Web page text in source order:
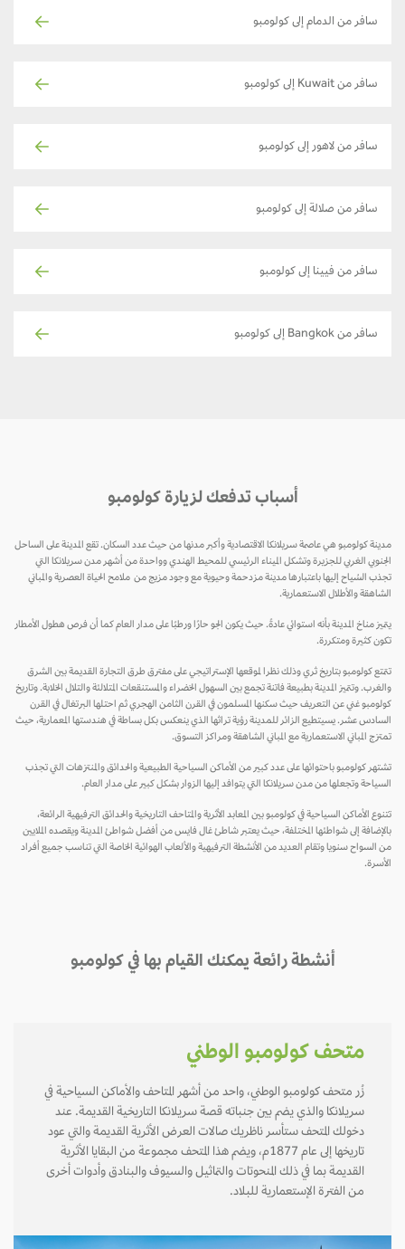
سافر من الدمام إلى كولومبو
سافر من Kuwait إلى كولومبو
سافر من لاهور إلى كولومبو
سافر من صلالة إلى كولومبو
سافر من فيينا إلى كولومبو
سافر من Bangkok إلى كولومبو
أسباب تدفعك لزيارة كولومبو
مدينة كولومبو هي عاصمة سريلانكا الاقتصادية وأكبر مدنها من حيث عدد السكان. تقع المدينة على الساحل
الجنوبي الغربي للجزيرة وتشكل الميناء الرئيسي للمحيط الهندي وواحدة من أشهر مدن سريلانكا التي
تجذب السُياح إليها باعتبارها مدينة مزدحمة وحيوية مع وجود مزيج من ملامح الحياة العصرية والمباني
الشاهقة والأطلال الاستعمارية.
يتميز مناخ المدينة بأنه استوائي عادةً. حيث يكون الجو حارًا ورطبًا على مدار العام كما أن فرص هطول الأمطار
تكون كثيرة ومتكررة.
تتمتع كولومبو بتاريخ ثري وذلك نظرا لموقعها الإستراتيجي على مفترق طرق التجارة القديمة بين الشرق
والغرب. وتتميز المدينة بطبيعة فاتنة تجمع بين السهول الخضراء والمستنقعات المتلالئة والتلال الخلابة. وتاريخ
كولومبو غني عن التعريف حيث سكنها المسلمون في القرن الثامن الهجري ثم احتلها البرتغال في القرن
السادس عشر. يسيتطيع الزائر للمدينة رؤية تراثها الذي ينعكس بكل بساطة في هندستها المعمارية، حيث
تمتزج المباني الاستعمارية مع المباني الشاهقة ومراكز التسوق.
تشتهر كولومبو باحتوائها على عدد كبير من الأماكن السياحية الطبيعية والحدائق والمنتزهات التي تجذب
السياحة وتجعلها من مدن سريلانكا التي يتوافد إليها الزوار بشكل كبير على مدار العام.
تتنوع الأماكن السياحية في كولومبو بين المعابد الأثرية والمتاحف التاريخية والحدائق الترفيهية الرائعة،
بالإضافة إلى شواطئها المختلفة، حيث يعتبر شاطئ غال فايس من أفضل شواطئ المدينة ويقصده الملايين
من السواح سنويا وتقام العديد من الأنشطة الترفيهية والألعاب الهوائية الخاصة التي تناسب جميع أفراد
الأسرة.
أنشطة رائعة يمكنك القيام بها في كولومبو
متحف كولومبو الوطني
زُر متحف كولومبو الوطني، واحد من أشهر المتاحف والأماكن السياحية في
سريلانكا والذي يضم بين جنباته قصة سريلانكا التاريخية القديمة. عند
دخولك المتحف ستأسر ناظريك صالات العرض الأثرية القديمة والتي عود
تاريخها إلى عام 1877م، ويضم هذا المتحف مجموعة من البقايا الأثرية
القديمة بما في ذلك المنحوتات والتماثيل والسيوف والبنادق وأدوات أخرى
من الفترة الإستعمارية للبلاد.